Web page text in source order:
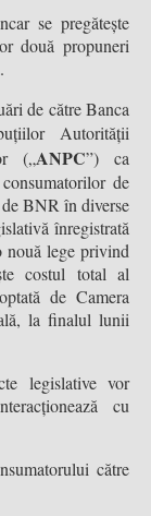
se pregătește
două propuneri
de către Banca
Autorității
(„ANPC”) ca
de
BNR în diverse
înregistrată
nouă lege privind
costul total al
de Camera
la finalul lunii
legislative vor
cu
către